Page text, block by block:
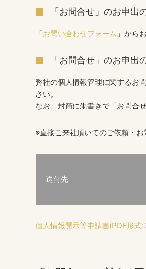
「お問合せ」のお申
「お問い合わせフォーム 」から
「お問合せ」のお申
弊社の個人情報管理に関するお
さい。
なお、封筒に朱書きで「お問合
※直接ご来社頂いてのご依頼・
送付先
個人情報開示等申請書(PDF形式